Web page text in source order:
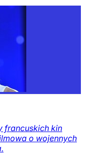
francuskich kin
o wojennych